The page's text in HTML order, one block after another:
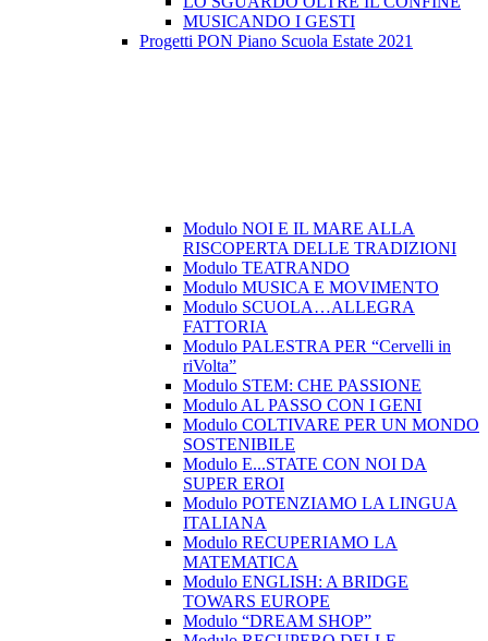
MUSICANDO I GESTI
Progetti PON Piano Scuola Estate 2021
Modulo NOI E IL MARE ALLA
RISCOPERTA DELLE TRADIZIONI
Modulo TEATRANDO
Modulo MUSICA E MOVIMENTO
Modulo SCUOLA…ALLEGRA
FATTORIA
Modulo PALESTRA PER “Cervelli in
riVolta”
Modulo STEM: CHE PASSIONE
Modulo AL PASSO CON I GENI
Modulo COLTIVARE PER UN MONDO
SOSTENIBILE
Modulo E...STATE CON NOI DA
SUPER EROI
Modulo POTENZIAMO LA LINGUA
ITALIANA
Modulo RECUPERIAMO LA
MATEMATICA
Modulo ENGLISH: A BRIDGE
TOWARS EUROPE
Modulo “DREAM SHOP”